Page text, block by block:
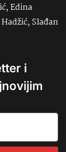
Edina
Slađan
i